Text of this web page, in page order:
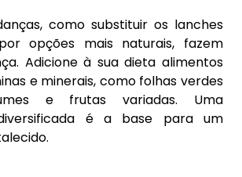
como substituir os lanches
opções mais naturais, fazem
Adicione à sua dieta alimentos
e minerais, como folhas verdes
e frutas variadas. Uma
é a base para um